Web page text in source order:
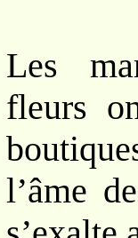
Les
fleurs
l’âme